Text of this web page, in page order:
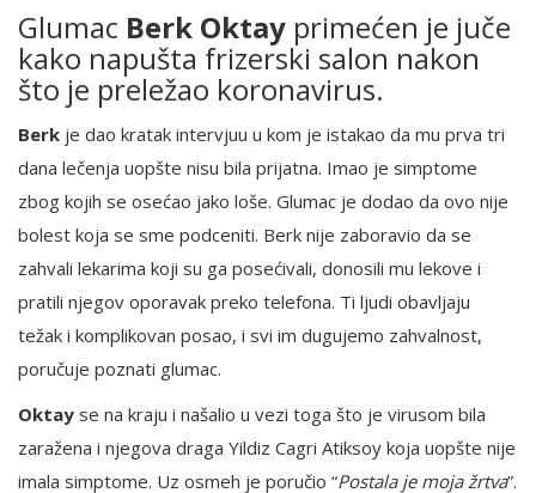
Glumac Berk Oktay primećen je juče
kako napušta frizerski salon nakon
što je preležao koronavirus.
Berk je dao kratak intervjuu u kom je istakao da mu prva tri
dana lečenja uopšte nisu bila prijatna. Imao je simptome
zbog kojih se osećao jako loše. Glumac je dodao da ovo nije
bolest koja se sme podceniti. Berk nije zaboravio da se
zahvali lekarima koji su ga posećivali, donosili mu lekove i
pratili njegov oporavak preko telefona. Ti ljudi obavljaju
težak i komplikovan posao, i svi im dugujemo zahvalnost,
poručuje poznati glumac.
Oktay se na kraju i našalio u vezi toga što je virusom bila
zaražena i njegova draga Yildiz Cagri Atiksoy koja uopšte nije
imala simptome. Uz osmeh je poručio “Postala je moja žrtva”.